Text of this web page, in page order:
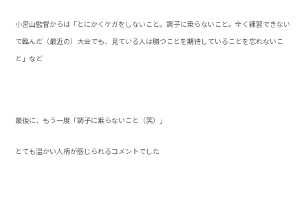
小宮山監督からは「とにかくケガをしないこと。調子に乗らないこと。全く練習できない
で臨んだ（最近の）大会でも、見ている人は勝つことを期待していることを忘れないこ
と」など
最後に、もう一度「調子に乗らないこと（笑）」
とても温かい人柄が感じられるコメントでした